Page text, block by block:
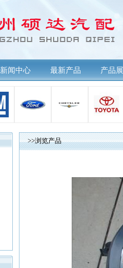
新闻中心 最新产品 产品
>>浏览产品